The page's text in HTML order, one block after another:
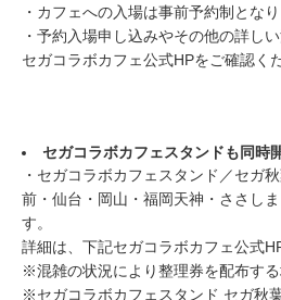
・カフェへの入場は事前予約制となり
・予約入場申し込みやその他の詳し
セガコラボカフェ公式HPをご確認く
セガコラボカフェスタンドも同時
・セガコラボカフェスタンド／セガ
前・仙台・岡山・福岡天神・ささし
す。
詳細は、下記セガコラボカフェ公式
※混雑の状況により整理券を配布する
※セガコラボカフェスタンド セガ秋